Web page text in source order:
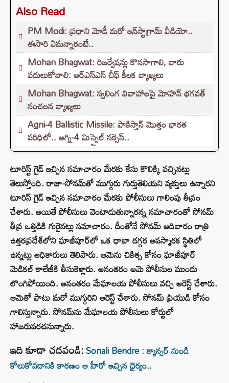
Also Read
PM Modi: ప్రధాని మోడీ మరో ఇన్‌స్టాగ్రామ్ వీడియో..
ఈసారి ఏమన్నారంటే..
Mohan Bhagwat: రిజర్వేషన్లు కొనసాగాలి, వారు
వదులుకోవాలి: ఆర్ఎస్ఎస్ చీఫ్ కీలక వ్యాఖ్యలు
Mohan Bhagwat: స్వలింగ వివాహాలపై మోహన్ భగవత్
సంచలన వ్యాఖ్యలు
Agni-4 Ballistic Missile: పాకిస్తాన్ మొత్తం భారత
పరిధిలో.. అగ్ని-4 మిస్సైల్ సక్సెస్..
టూరిస్ట్ గైడ్ ఇచ్చిన సమాచారం మేరకు కేసు కొలిక్కి వచ్చినట్లు
తెలుస్తోంది. రాజా-సోనమ్‌తో ముగ్గురు గుర్తుతెలియని వ్యక్తులు ఉన్నారని
టూరిస్ గైడ్ ఇచ్చిన సమాచారం మేరకు పోలీసులు గాలింపు తీవ్రం
చేశారు. అయితే పోలీసులు వెంటాడుతున్నారన్న సమాచారంతో సోనమ్
తీవ్ర ఒత్తిడికి గురైనట్లు సమాచారం. దీంతోనే సోనమ్ ఆదివారం రాత్రి
ఉత్తరప్రదేశ్‌లోని ఘాజీపూర్‌లో ఒక ధాబా దగ్గర అపస్మారక స్థితిలో
ఉన్నట్లు అధికారులు తెలిపారు. ఆమెను చికిత్స కోసం ఘాజీపూర్
మెడికల్ కాలేజీకి తీసుకెళ్లారు. అనంతరం ఆమె పోలీసుల ముందు
లొంగిపోయింది. అనంతరం మేఘాలయ పోలీసులు వచ్చి అరెస్ట్ చేశారు.
ఆమెతో పాటు మరో ముగ్గురిని అరెస్ట్ చేశారు. సోనమ్ ప్రియుడి కోసం
గాలిస్తున్నారు. సోనమ్‌ను మేఘాలయ పోలీసులు కోర్టులో
హాజరుపరచనున్నారు.
ఇది కూడా చదవండి:Sonali Bendre : క్యాన్సర్ నుండి
కోలుకోవడానికి కారణం ఆ హీరో ఇచ్చిన ధైర్యం..